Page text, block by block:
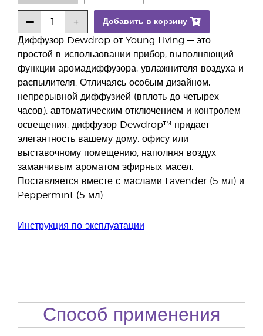
Диффузор Dewdrop от Young Living — это
простой в использовании прибор, выполняющий
функции аромадиффузора, увлажнителя воздуха и
распылителя. Отличаясь особым дизайном,
непрерывной диффузией (вплоть до четырех
часов), автоматическим отключением и контролем
освещения, диффузор Dewdrop™ придает
элегантность вашему дому, офису или
выставочному помещению, наполняя воздух
заманчивым ароматом эфирных масел.
Поставляется вместе с маслами Lavender (5 мл) и
Peppermint (5 мл).
Инструкция по эксплуатации
Добавить в корзину
Способ применения